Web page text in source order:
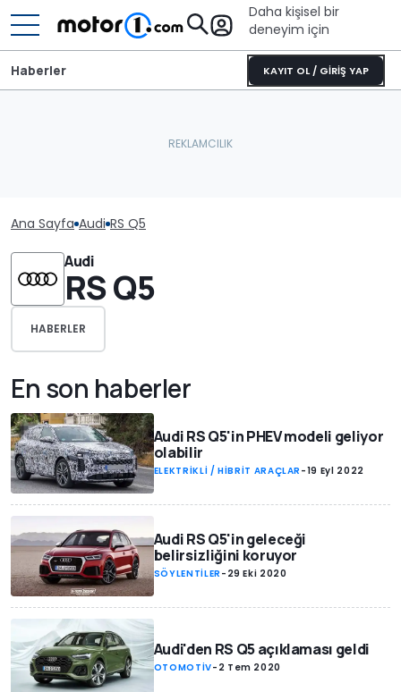
Daha kişisel bir
deneyim için
KAYIT OL / GİRİŞ YAP
Haberler
Ana Sayfa Audi RS Q5
Audi
RS Q5
HABERLER
En son haberler
Audi RS Q5'in PHEV modeli geliyor
olabilir
ELEKTRİKLİ / HİBRİT ARAÇLAR -19 Eyl 2022
Audi RS Q5'in geleceği
belirsizliğini koruyor
SÖYLENTİLER - 29 Eki 2020
Audi'den RS Q5 açıklaması geldi
OTOMOTİV- 2 Tem 2020